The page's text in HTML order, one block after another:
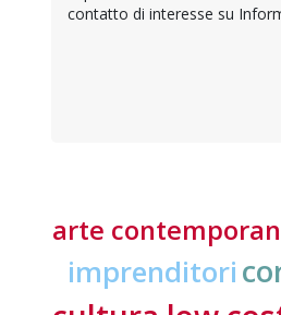
contatto di interesse su
arte
imprenditori